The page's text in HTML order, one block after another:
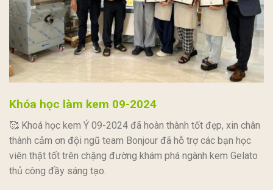
Khóa học làm kem 09-2024
🥰 Khoá học kem Ý 09-2024 đã hoàn thành tốt đẹp, xin chân
thành cảm ơn đội ngũ team Bonjour đã hỗ trợ các bạn học
viên thật tốt trên chặng đường khám phá ngành kem Gelato
thủ công đầy sáng tạo.